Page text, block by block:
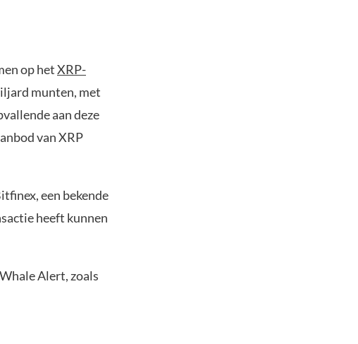
op hetXRP-
munten, met
aan deze
van XRP
een bekende
heeft kunnen
Alert, zoals